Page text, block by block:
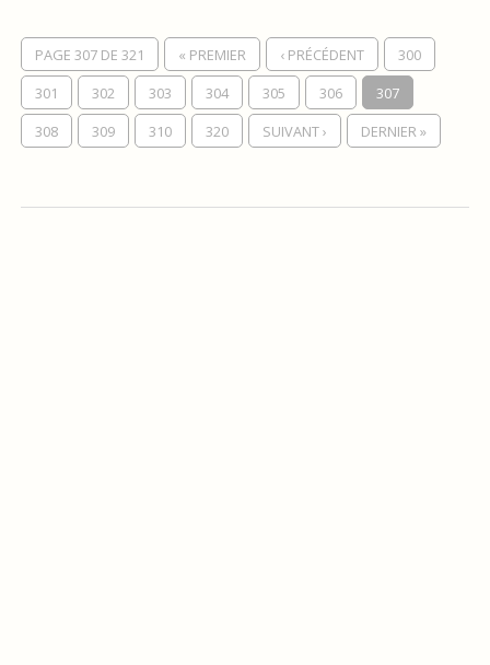
PAGE 307 DE 321 « PREMIER ‹ PRÉCÉDENT
300
301
302 303 304 305 306
307
308
309 310 320 SUIVANT › DERNIER »